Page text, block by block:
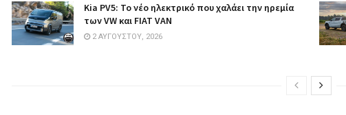
Kia PV5: Το νέο ηλεκτρικό που χαλάει την ηρεμία
των VW και FIAT VAN
2 ΑΥΓΟΎΣΤΟΥ, 2026